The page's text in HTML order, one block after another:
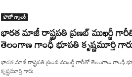
ఫోటో గ్యాలరీ
భారత మాజీ రాష్ట్రపతి ప్రణబ్ ముఖర్జీ
తెలంగాణ గాంధీ భూపతి కృష్ణమూర్తి
భారత మాజీ రాష్ట్రపతి ప్రణబ్ ముఖర్జీ గారీతో తెలంగాణ గాంధీ
కృష్ణమూర్తి గారు